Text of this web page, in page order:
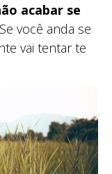
acabar se
Se você anda se
vai tentar te